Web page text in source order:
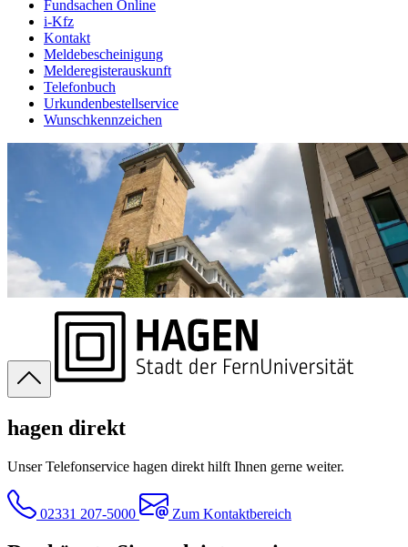
Fundsachen Online
i-Kfz
Kontakt
Meldebescheinigung
Melderegisterauskunft
Telefonbuch
Urkundenbestellservice
Wunschkennzeichen
hagen direkt
Unser Telefonservice hagen direkt hilft Ihnen gerne weiter.
02331 207-5000 Zum Kontaktbereich